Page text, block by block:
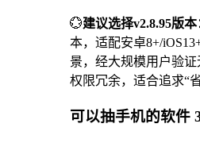
💮建议选择v2.8.95版本
本，适配安卓8+/
景，经大规模用户验
权限冗余，适合追求“
可以抽手机的软件